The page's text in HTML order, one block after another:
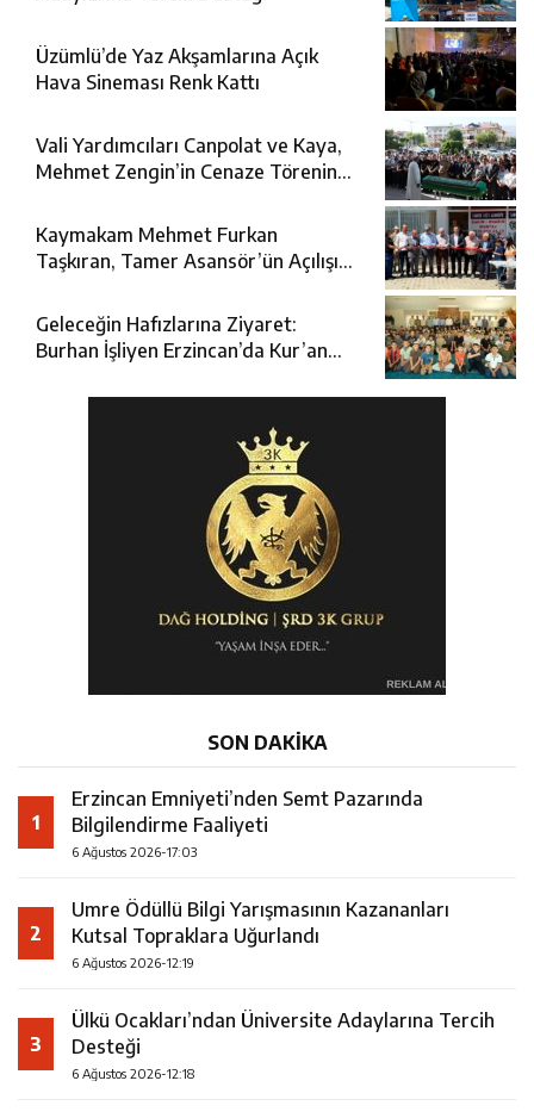
Üzümlü’de Yaz Akşamlarına Açık
Hava Sineması Renk Kattı
Vali Yardımcıları Canpolat ve Kaya,
Mehmet Zengin’in Cenaze Törenine
Kaymakam Mehmet Furkan
Taşkıran, Tamer Asansör’ün Açılışına
Geleceğin Hafızlarına Ziyaret:
Burhan İşliyen Erzincan’da Kur’an
SON DAKİKA
1
Erzincan Emniyeti’nden Semt Pazarında
Bilgilendirme Faaliyeti
6 Ağustos 2026-17:03
2
Umre Ödüllü Bilgi Yarışmasının Kazananları
Kutsal Topraklara Uğurlandı
6 Ağustos 2026-12:19
3
Ülkü Ocakları’ndan Üniversite Adaylarına Tercih
Desteği
6 Ağustos 2026-12:18